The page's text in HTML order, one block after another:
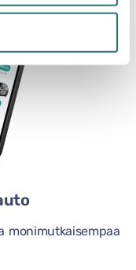
monimutkaisempaa